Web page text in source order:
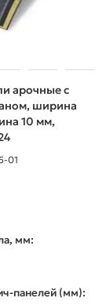
арочные с
ширина
10 мм,
01
мм:
панелей (мм):